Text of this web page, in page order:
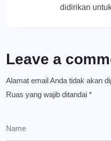
didirikan
Leave a
Alamat email Anda tidak akan
Ruas yang wajib ditandai *